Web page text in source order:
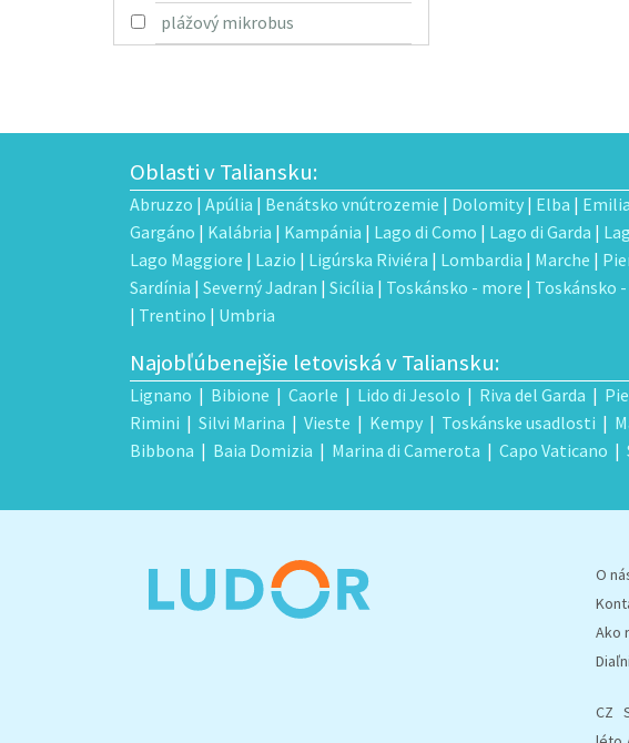
plážový mikrobus
Oblasti v Taliansku:
Abruzzo | Apúlia | Benátsko vnútrozemie | Dolomity | Elba |
Gargáno | Kalábria | Kampánia | Lago di Como | Lago di Garda |
Lago Maggiore | Lazio | Ligúrska Riviéra | Lombardia | Marche |
Sardínia | Severný Jadran | Sicília | Toskánsko - more | Toskánsko
| Trentino | Umbria
Najobľúbenejšie letoviská v Taliansku:
Lignano | Bibione | Caorle | Lido di Jesolo | Riva del Garda |
Rimini | Silvi Marina | Vieste | Kempy | Toskánske usadlosti |
Bibbona | Baia Domizia | Marina di Camerota | Capo Vaticano |
O
Ako
CZ